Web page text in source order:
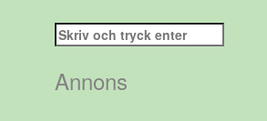
Sök
efter:
Annons